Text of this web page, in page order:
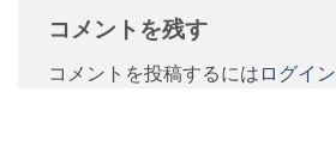
コメントを残す
コメントを投稿するには ログイン